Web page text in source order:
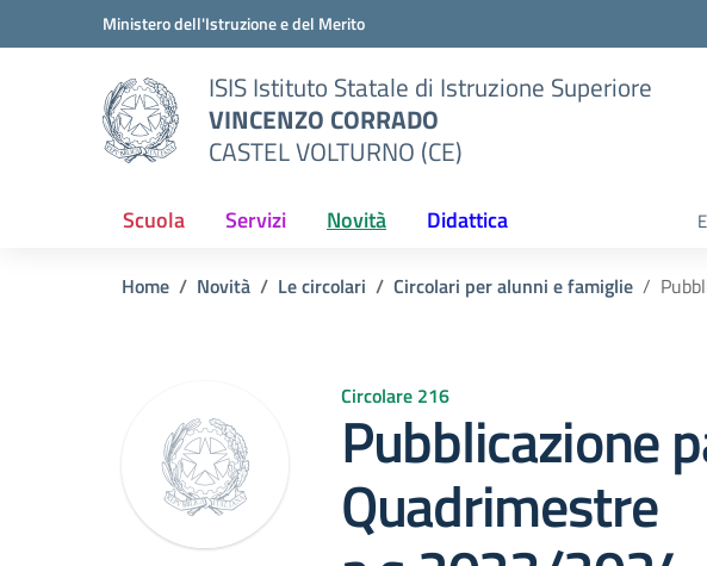
Vai ai contenuti
Vai al menu di navigazioneMinistero dell'Istruzione e del Merito
ISIS Istituto Statale di Istruzione Superiore
VINCENZO CORRADO
CASTEL VOLTURNO (CE)
Scuola Servizi Novità Didattica
Home Novità Le circolari Circolari per alunni e famiglie
Circolare 216
Pubblicazione
Quadrimestre